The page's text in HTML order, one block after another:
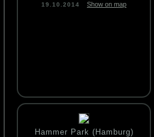
19.10.2014 Show on map
Hammer Park (Hamburg)